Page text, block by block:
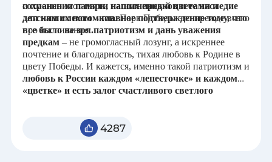
Республика Крым
Курганская область
Курская область
и именно этотпарк, наполненный цветами и
детским смехом – главное подтверждение тому, что
все было не зря.
сохранении памяти наших предков и ее наследие
для наших потомков. Парк Победы это прежде всего
про воспитание:патриотизм и дань уважения
предкам– не громогласный лозунг, а искреннее
почтение и благодарность, тихая любовь к Родине в
цвету Победы. И кажется, именно такой патриотизм и
любовь к России каждом «лепесточке» и каждом
«цветке» и есть залог счастливого светлого
4287